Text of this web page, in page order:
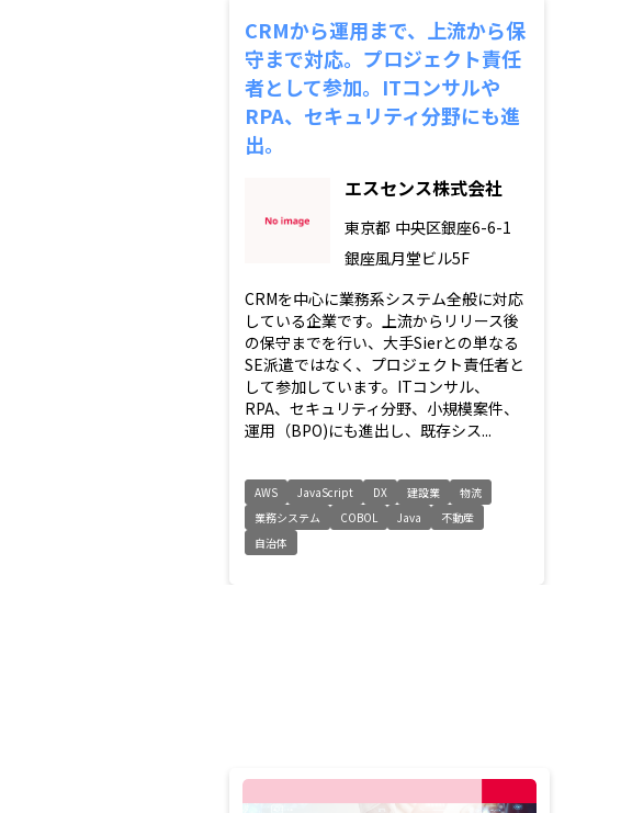
CRMから運用まで、上流から保
守まで対応。プロジェクト責任
者として参加。ITコンサルや
RPA、セキュリティ分野にも進
出。
エスセンス株式会社
東京都 中央区銀座6-6-1
銀座風月堂ビル5F
CRMを中心に業務系システム全般に対応
している企業です。上流からリリース後
の保守までを行い、大手Sierとの単なる
SE派遣ではなく、プロジェクト責任者と
して参加しています。ITコンサル、
RPA、セキュリティ分野、小規模案件、
運用（BPO)にも進出し、既存シス...
AWS JavaScript DX 建設業
物流
業務システム
COBOL Java
不動産
自治体